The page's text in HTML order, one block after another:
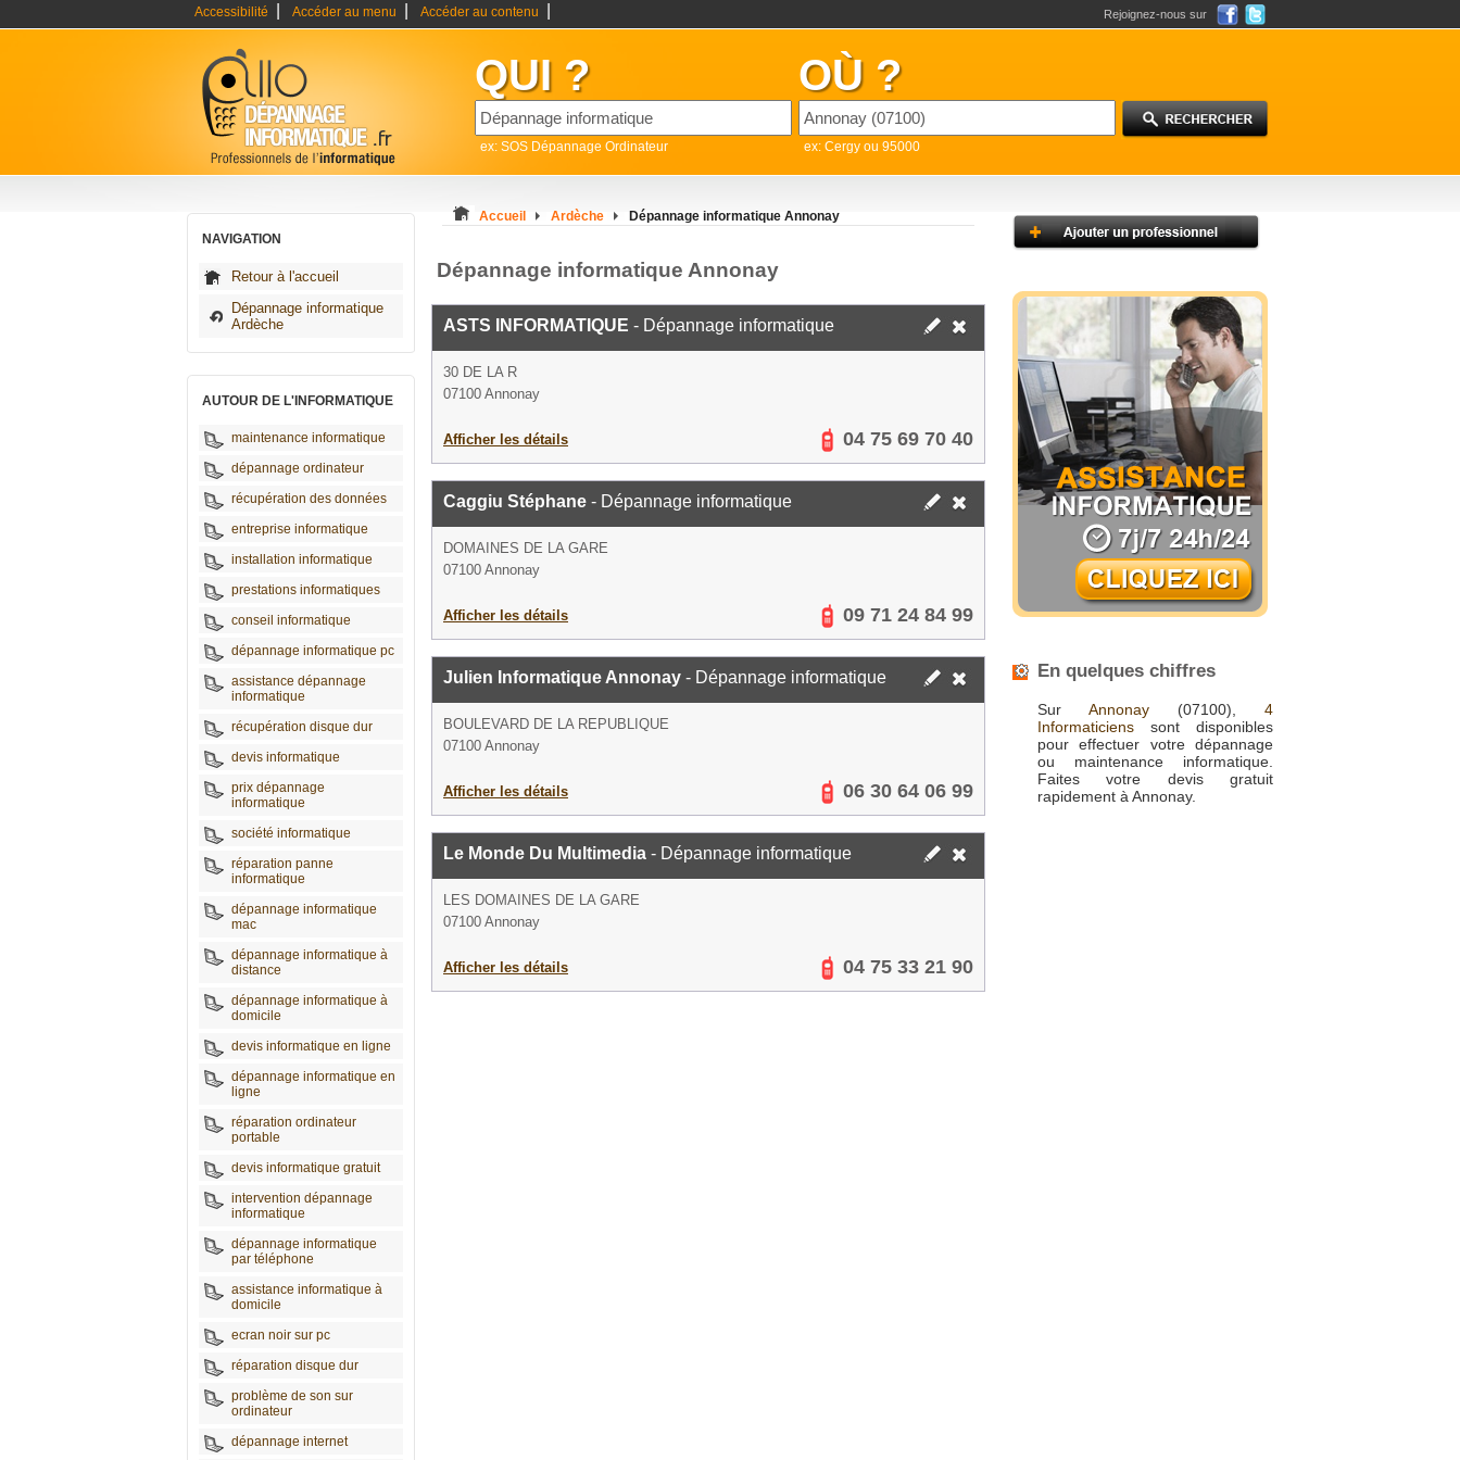
Accessibilité Accéder au menu Accéder au contenu Rejoignez-nous sur
QUI ?
ex: SOS Dépannage Ordinateur
OÙ ?
ex: Cergy ou 95000
NAVIGATION
Retour à l'accueil
Dépannage informatique
Ardèche
AUTOUR DE L'INFORMATIQUE
maintenance informatique
dépannage ordinateur
récupération des données
entreprise informatique
installation informatique
prestations informatiques
conseil informatique
dépannage informatique pc
assistance dépannage
informatique
récupération disque dur
devis informatique
prix dépannage
informatique
société informatique
réparation panne
informatique
dépannage informatique
mac
dépannage informatique à
distance
dépannage informatique à
domicile
devis informatique en ligne
dépannage informatique en
ligne
réparation ordinateur
portable
devis informatique gratuit
intervention dépannage
informatique
dépannage informatique
par téléphone
assistance informatique à
domicile
ecran noir sur pc
réparation disque dur
problème de son sur
ordinateur
dépannage internet
Accueil Ardèche Dépannage informatique Annonay
Dépannage informatique Annonay
ASTS INFORMATIQUE - Dépannage informatique
30 DE LA R
07100 Annonay
Afficher les détails 04 75 69 70 40
Caggiu Stéphane - Dépannage informatique
DOMAINES DE LA GARE
07100 Annonay
Afficher les détails 09 71 24 84 99
Julien Informatique Annonay - Dépannage informatique
BOULEVARD DE LA REPUBLIQUE
07100 Annonay
Afficher les détails 06 30 64 06 99
Le Monde Du Multimedia - Dépannage informatique
LES DOMAINES DE LA GARE
07100 Annonay
Afficher les détails 04 75 33 21 90
En quelques chiffres
Sur Annonay (07100), 4
Informaticiens sont disponibles
pour effectuer votre dépannage
ou maintenance informatique.
Faites votre devis gratuit
rapidement à Annonay.